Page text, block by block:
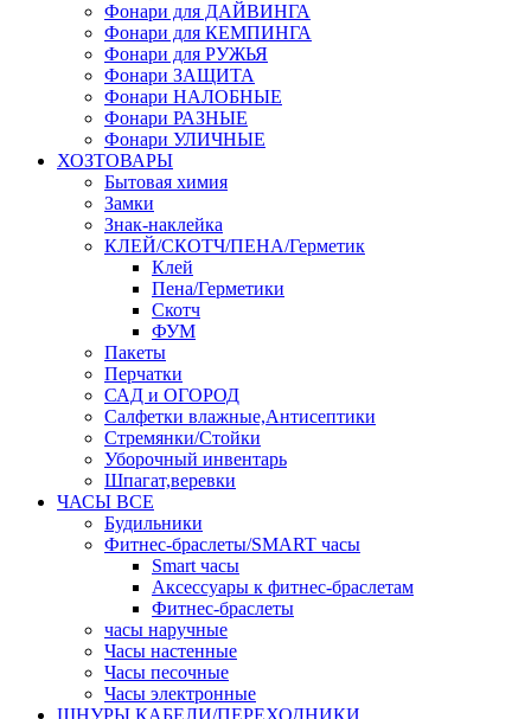
Фонари для ДАЙВИНГА
Фонари для КЕМПИНГА
Фонари для РУЖЬЯ
Фонари ЗАЩИТА
Фонари НАЛОБНЫЕ
Фонари РАЗНЫЕ
Фонари УЛИЧНЫЕ
ХОЗТОВАРЫ
Бытовая химия
Замки
Знак-наклейка
КЛЕЙ/СКОТЧ/ПЕНА/Герметик
Клей
Пена/Герметики
Скотч
ФУМ
Пакеты
Перчатки
САД и ОГОРОД
Салфетки влажные,Антисептики
Стремянки/Стойки
Уборочный инвентарь
Шпагат,веревки
ЧАСЫ ВСЕ
Будильники
Фитнес-браслеты/SMART часы
Smart часы
Аксессуары к фитнес-браслетам
Фитнес-браслеты
часы наручные
Часы настенные
Часы песочные
Часы электронные
ШНУРЫ КАБЕЛИ/ПЕРЕХОДНИКИ